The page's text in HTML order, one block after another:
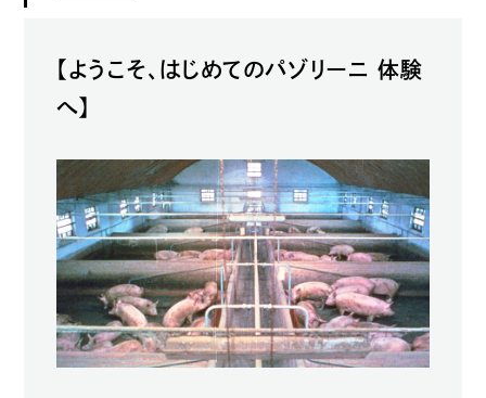
【ようこそ、はじめてのパゾリーニ 体験
へ】